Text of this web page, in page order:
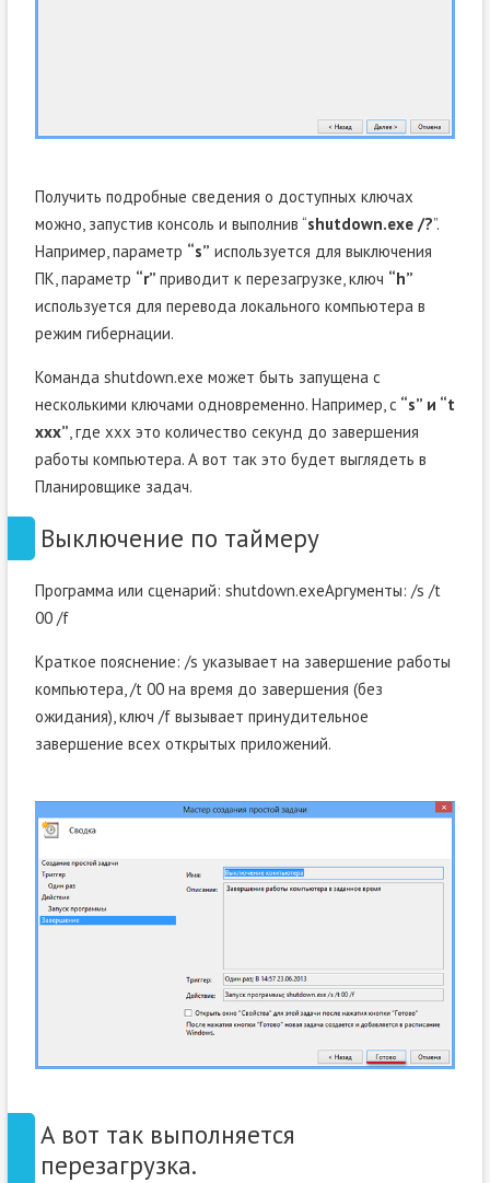
Получить подробные сведения о доступных ключах
можно, запустив консоль и выполнив “shutdown.exe /?”.
Например, параметр “s” используется для выключения
ПК, параметр “r” приводит к перезагрузке, ключ “h”
используется для перевода локального компьютера в
режим гибернации.
Команда shutdown.exe может быть запущена с
несколькими ключами одновременно. Например, с “s” и “t
xxx” , где xxx это количество секунд до завершения
работы компьютера. А вот так это будет выглядеть в
Планировщике задач.
Выключение по таймеру
Программа или сценарий: shutdown.exeАргументы: /s /t
00 /f
Краткое пояснение: /s указывает на завершение работы
компьютера, /t 00 на время до завершения (без
ожидания), ключ /f вызывает принудительное
завершение всех открытых приложений.
А вот так выполняется
перезагрузка.